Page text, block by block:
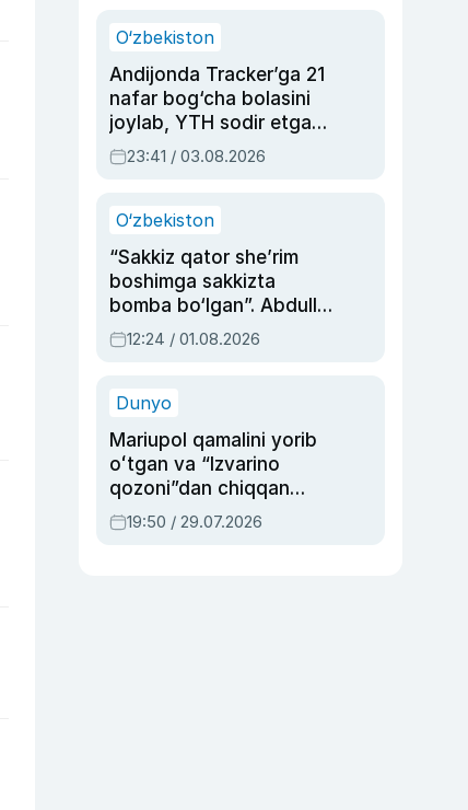
O‘zbekiston
Andijonda Tracker’ga 21
nafar bog‘cha bolasini
joylab, YTH sodir etgan
ayolga sud hukmi o‘qildi
23:41 / 03.08.2026
O‘zbekiston
“Sakkiz qator she’rim
boshimga sakkizta
bomba bo‘lgan”. Abdulla
Oripovni siyosiy
ayblovlardan asrab
12:24 / 01.08.2026
Dunyo
Mariupol qamalini yorib
oʻtgan va “Izvarino
qozoni”dan chiqqan
qahramon — Ukraina
armiyasi bosh
19:50 / 29.07.2026